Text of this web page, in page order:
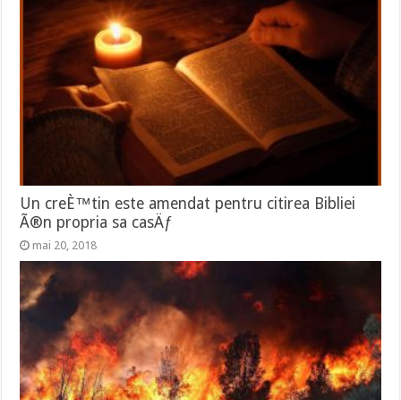
Un creÈ™tin este amendat pentru citirea Bibliei
Ã®n propria sa casÄƒ
mai 20, 2018